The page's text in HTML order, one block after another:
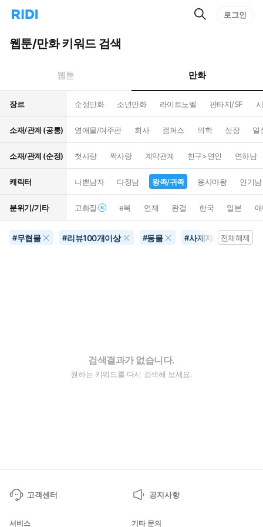
리
홈
으
턴
트
검
로그인
웹툰/만화 키워드 검색
웹툰 만화
장르 순정만화 소년만화 라이트노벨 판타지/SF
소재/관계 (공통) 영애물/여주판 회사 캠퍼스 의학 성장 일
소재/관계 (순정) 첫사랑 짝사랑 계약관계 친구>연인 연하남
캐릭터 나쁜남자 다정남 왕족/귀족 용사마왕 인기남
분위기/기타 고화질 e북 연재 완결 한국 일본
#무협물 #리뷰100개이상 #동물 #사제지간 #왕
전체해제
검색결과가 없습니다.
원하는 키워드를 다시 검색해 보세요.
고객센터 공지사항
서비스 기타 문의